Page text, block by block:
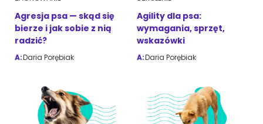
Agresja psa — skąd się
bierze i jak sobie z nią
radzić?
A:Daria Porębiak
Agility dla psa:
wymagania, sprzęt,
wskazówki
A:Daria Porębiak